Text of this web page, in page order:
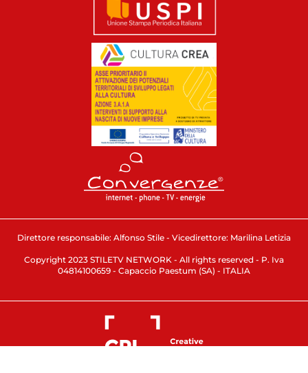
Direttore responsabile: Alfonso Stile - Vicedirettore: Marilina Letizia
Copyright 2023 STILETV NETWORK - All rights reserved - P. Iva
04814100659 - Capaccio Paestum (SA) - ITALIA